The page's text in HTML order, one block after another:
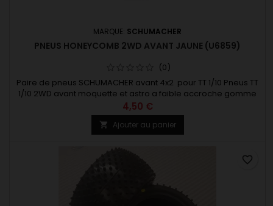
MARQUE: SCHUMACHER
PNEUS HONEYCOMB 2WD AVANT JAUNE (U6859)
(0)
Paire de pneus SCHUMACHER avant 4x2 pour TT 1/10 Pneus TT
1/10 2WD avant moquette et astro a faible accroche gomme
jaune 1 paire
4,50 €
 Ajouter au panier
favorite_border